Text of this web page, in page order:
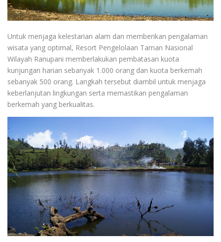
Untuk menjaga kelestarian alam dan memberikan pengalaman
wisata yang optimal, Resort Pengelolaan Taman Nasional
Wilayah Ranupani memberlakukan pembatasan kuota
kunjungan harian sebanyak 1.000 orang dan kuota berkemah
sebanyak 500 orang. Langkah tersebut diambil untuk menjaga
keberlanjutan lingkungan serta memastikan pengalaman
berkemah yang berkualitas.